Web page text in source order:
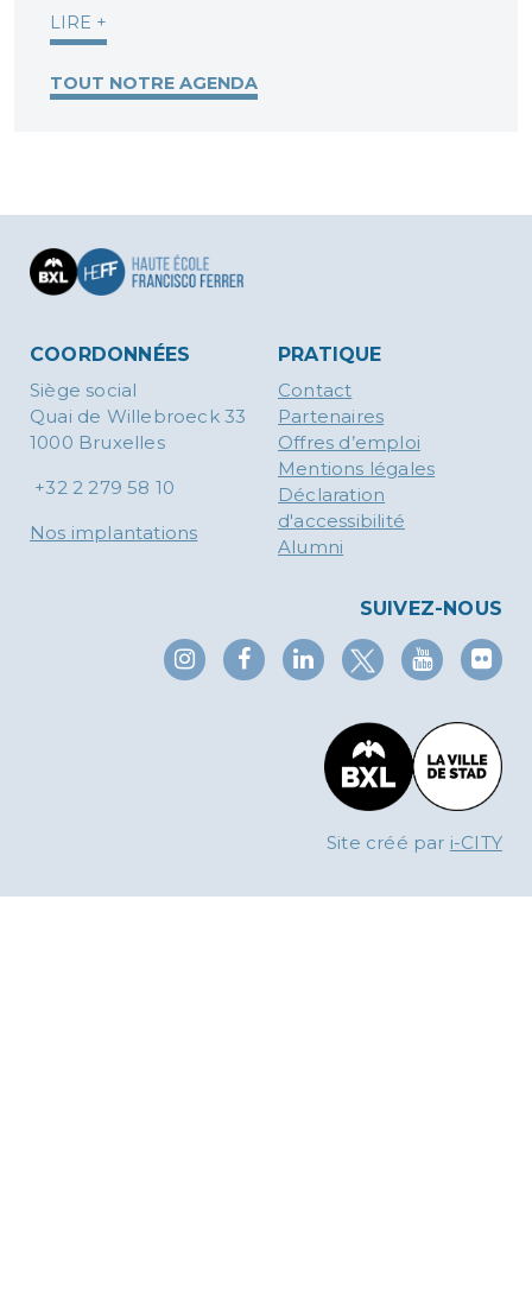
LIRE +
TOUT NOTRE AGENDA
COORDONNÉES
Siège social
Quai de Willebroeck 33
1000 Bruxelles
+32 2 279 58 10
Nos implantations
PRATIQUE
Contact
Partenaires
Offres d’emploi
Mentions légales
Déclaration
d'accessibilité
Alumni
SUIVEZ-NOUS
X
Site créé par i-CITY